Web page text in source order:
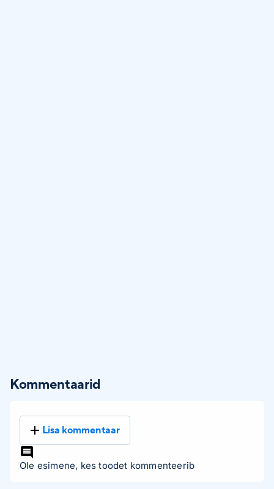
Kommentaarid
Lisa kommentaar
Ole esimene, kes toodet kommenteerib